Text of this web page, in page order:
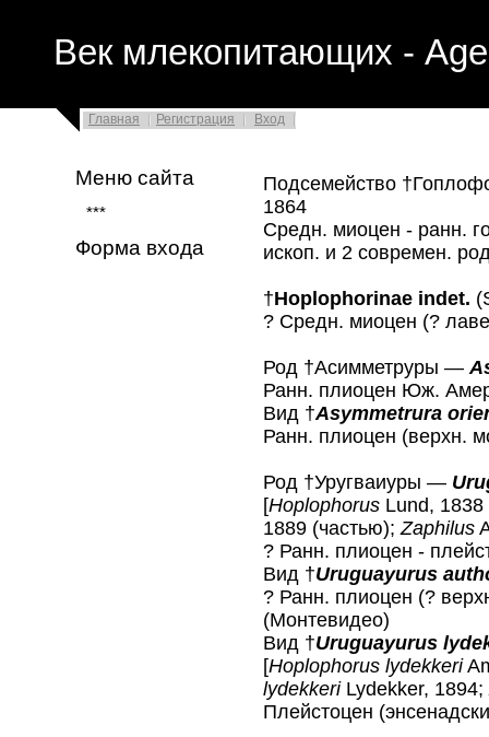
Век млекопитающих -
Главная Регистрация Вход
Меню сайта
***
Форма входа
Подсемейство
1864
Средн. миоцен - ранн.
ископ. и 2 современ.
†Hoplophorinae indet.
? Средн. миоцен (?
Род †Асимметруры —
Ранн. плиоцен Юж.
Вид †Asymmetrura
Ранн. плиоцен (верхн.
Род †Уругваиуры —
[Hoplophorus Lund,
1889 (частью);Zaphilus
? Ранн. плиоцен -
Вид †Uruguayurus
? Ранн. плиоцен (?
(Монтевидео)
Вид †Uruguayurus
[Hoplophorus lydekkeri
lydekkeri Lydekker, 1894;
Плейстоцен